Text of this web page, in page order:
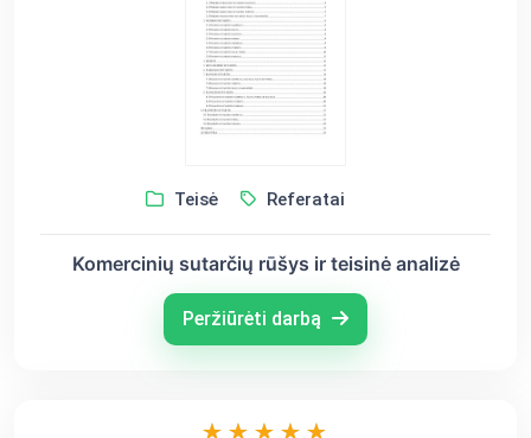
Teisė Referatai
Komercinių sutarčių rūšys ir teisinė analizė
Peržiūrėti darbą